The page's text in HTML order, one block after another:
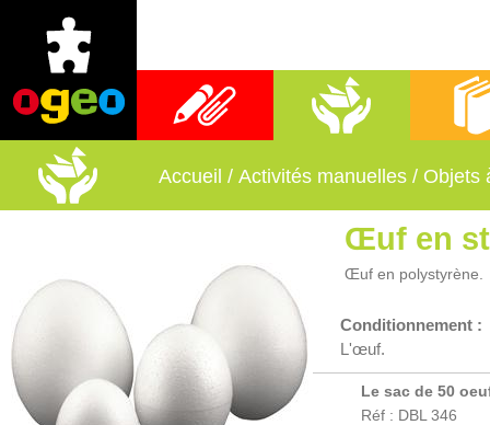
Fournitures scolaires Activités manuelles
Accueil / Activités manuelles / Objets
Œuf en
Œuf en polystyrène.
Conditionnement :
L'œuf.
Le sac de 50
Réf : DBL 346